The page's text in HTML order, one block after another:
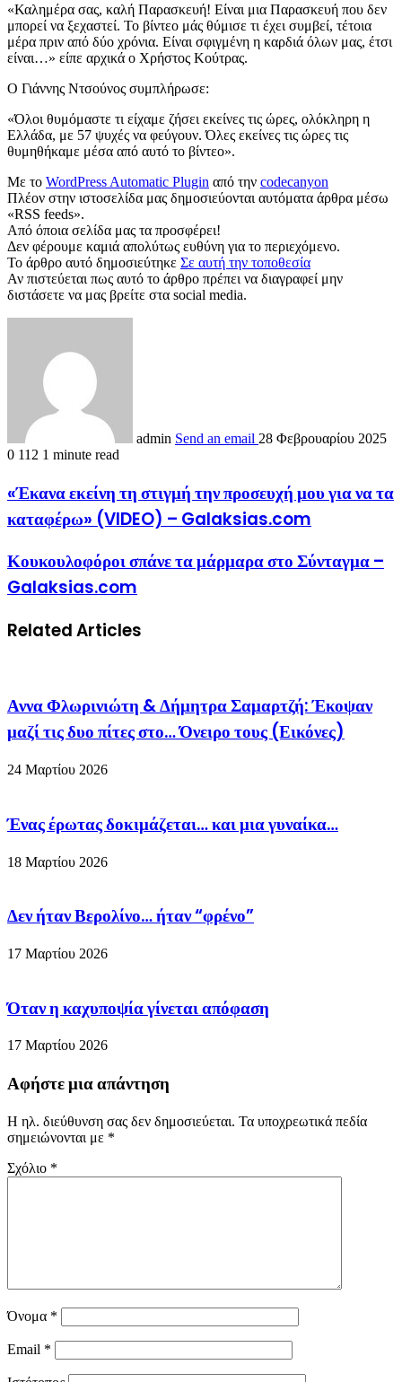
«Καλημέρα σας, καλή Παρασκευή! Είναι μια Παρασκευή που δεν
μπορεί να ξεχαστεί. Το βίντεο μάς θύμισε τι έχει συμβεί, τέτοια
μέρα πριν από δύο χρόνια. Είναι σφιγμένη η καρδιά όλων μας, έτσι
είναι…» είπε αρχικά ο Χρήστος Κούτρας.
Ο Γιάννης Ντσούνος συμπλήρωσε:
«Όλοι θυμόμαστε τι είχαμε ζήσει εκείνες τις ώρες, ολόκληρη η
Ελλάδα, με 57 ψυχές να φεύγουν. Όλες εκείνες τις ώρες τις
θυμηθήκαμε μέσα από αυτό το βίντεο».
Με το WordPress Automatic Plugin από την codecanyon
Πλέον στην ιστοσελίδα μας δημοσιεύονται αυτόματα άρθρα μέσω
«RSS feeds».
Από όποια σελίδα μας τα προσφέρει!
Δεν φέρουμε καμιά απολύτως ευθύνη για το περιεχόμενο.
Το άρθρο αυτό δημοσιεύτηκε Σε αυτή την τοποθεσία
Αν πιστεύεται πως αυτό το άρθρο πρέπει να διαγραφεί μην
διστάσετε να μας βρείτε στα social media.
admin Send an email 28 Φεβρουαρίου 2025
0 112 1 minute read
«Έκανα εκείνη τη στιγμή την προσευχή μου για να τα
καταφέρω» (VIDEO) – Galaksias.com
Κουκουλοφόροι σπάνε τα μάρμαρα στο Σύνταγμα –
Galaksias.com
Related Articles
Αννα Φλωρινιώτη & Δήμητρα Σαμαρτζή: Έκοψαν
μαζί τις δυο πίτες στο… Όνειρο τους (Εικόνες)
24 Μαρτίου 2026
Ένας έρωτας δοκιμάζεται… και μια γυναίκα…
18 Μαρτίου 2026
Δεν ήταν Βερολίνο… ήταν “φρένο”
17 Μαρτίου 2026
Όταν η καχυποψία γίνεται απόφαση
17 Μαρτίου 2026
Αφήστε μια απάντηση
Η ηλ. διεύθυνση σας δεν δημοσιεύεται. Τα υποχρεωτικά πεδία
σημειώνονται με *
Σχόλιο *
Όνομα *
Email *